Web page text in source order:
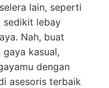
lain, seperti
sedikit lebay
Nah, buat
kasual,
dengan
asesoris terbaik